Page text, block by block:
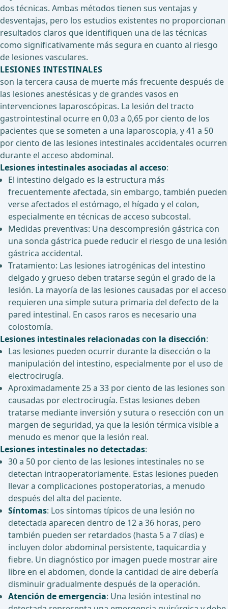
dos técnicas. Ambas métodos tienen sus ventajas y
desventajas, pero los estudios existentes no proporcionan
resultados claros que identifiquen una de las técnicas
como significativamente más segura en cuanto al riesgo
de lesiones vasculares.
LESIONES INTESTINALES
son la tercera causa de muerte más frecuente después de
las lesiones anestésicas y de grandes vasos en
intervenciones laparoscópicas. La lesión del tracto
gastrointestinal ocurre en 0,03 a 0,65 por ciento de los
pacientes que se someten a una laparoscopia, y 41 a 50
por ciento de las lesiones intestinales accidentales ocurren
durante el acceso abdominal.
Lesiones intestinales asociadas al acceso:
El intestino delgado es la estructura más
frecuentemente afectada, sin embargo, también pueden
verse afectados el estómago, el hígado y el colon,
especialmente en técnicas de acceso subcostal.
Medidas preventivas: Una descompresión gástrica con
una sonda gástrica puede reducir el riesgo de una lesión
gástrica accidental.
Tratamiento: Las lesiones iatrogénicas del intestino
delgado y grueso deben tratarse según el grado de la
lesión. La mayoría de las lesiones causadas por el acceso
requieren una simple sutura primaria del defecto de la
pared intestinal. En casos raros es necesario una
colostomía.
Lesiones intestinales relacionadas con la disección:
Las lesiones pueden ocurrir durante la disección o la
manipulación del intestino, especialmente por el uso de
electrocirugía.
Aproximadamente 25 a 33 por ciento de las lesiones son
causadas por electrocirugía. Estas lesiones deben
tratarse mediante inversión y sutura o resección con un
margen de seguridad, ya que la lesión térmica visible a
menudo es menor que la lesión real.
Lesiones intestinales no detectadas:
30 a 50 por ciento de las lesiones intestinales no se
detectan intraoperatoriamente. Estas lesiones pueden
llevar a complicaciones postoperatorias, a menudo
después del alta del paciente.
Síntomas: Los síntomas típicos de una lesión no
detectada aparecen dentro de 12 a 36 horas, pero
también pueden ser retardados (hasta 5 a 7 días) e
incluyen dolor abdominal persistente, taquicardia y
fiebre. Un diagnóstico por imagen puede mostrar aire
libre en el abdomen, donde la cantidad de aire debería
disminuir gradualmente después de la operación.
Atención de emergencia: Una lesión intestinal no